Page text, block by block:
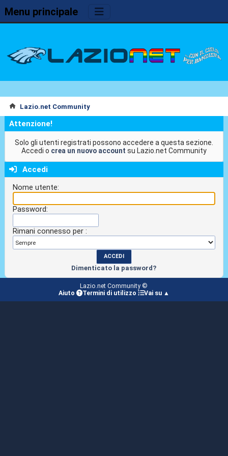
Menu principale
Lazio.net Community
Attenzione!
Solo gli utenti registrati possono accedere a questa sezione.
Accedi o crea un nuovo account su Lazio.net Community
Accedi
Nome utente:
Password:
Rimani connesso per :
Dimenticato la password?
Lazio.net Community ©
Aiuto
Termini di utilizzo Vai su ▲